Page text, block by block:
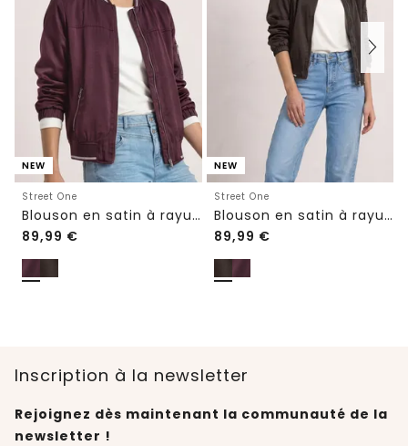
NEW
Street One
Blouson en satin à rayures
89,99 €
NEW
Street One
Blouson en satin à rayures
89,99 €
Inscription à la newsletter
Rejoignez dès maintenant la communauté de la
newsletter !